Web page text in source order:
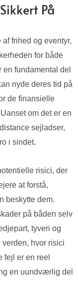
På
frihed og eventyr,
for både
fundamental del
nyde deres tid på
de finansielle
om det er en
sejladser,
i sindet.
risici, der
at forstå,
beskytte dem.
på båden selv
tyveri og
hvor risici
fejl er en reel
en uundværlig del